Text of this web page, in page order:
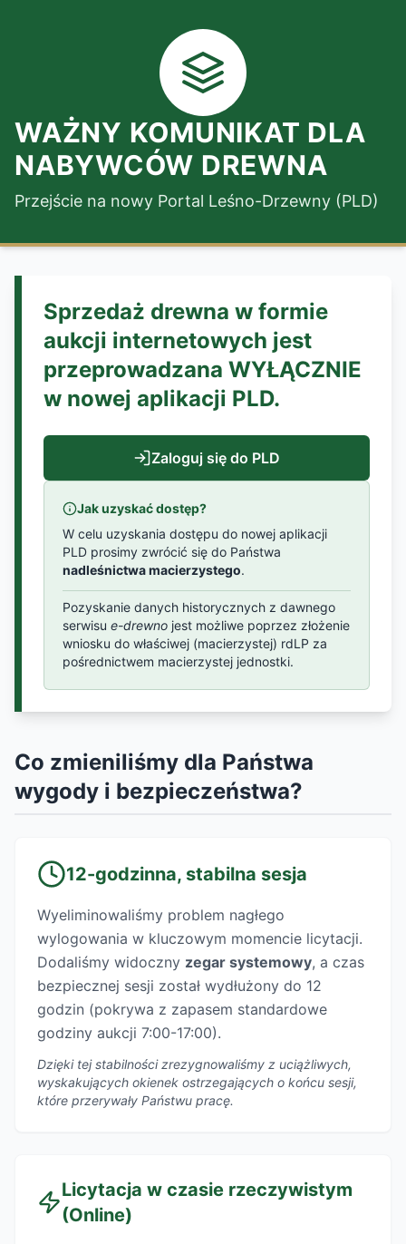
WAŻNY KOMUNIKAT DLA
NABYWCÓW DREWNA
Przejście na nowy Portal Leśno-Drzewny (PLD)
Sprzedaż drewna w formie
aukcji internetowych jest
przeprowadzana WYŁĄCZNIE
w nowej aplikacji PLD.
Zaloguj się do PLD
Jak uzyskać dostęp?
W celu uzyskania dostępu do nowej aplikacji
PLD prosimy zwrócić się do Państwa
nadleśnictwa macierzystego.
Pozyskanie danych historycznych z dawnego
serwisu e-drewno jest możliwe poprzez złożenie
wniosku do właściwej (macierzystej) rdLP za
pośrednictwem macierzystej jednostki.
Co zmieniliśmy dla Państwa
wygody i bezpieczeństwa?
12-godzinna, stabilna sesja
Wyeliminowaliśmy problem nagłego
wylogowania w kluczowym momencie licytacji.
Dodaliśmy widoczny zegar systemowy, a czas
bezpiecznej sesji został wydłużony do 12
godzin (pokrywa z zapasem standardowe
godziny aukcji 7:00-17:00).
Dzięki tej stabilności zrezygnowaliśmy z uciążliwych,
wyskakujących okienek ostrzegających o końcu sesji,
które przerywały Państwu pracę.
Licytacja w czasie rzeczywistym
(Online)